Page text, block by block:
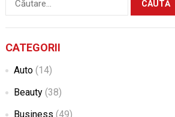
CATEGORII
Auto(14)
Beauty(38)
Business (49)